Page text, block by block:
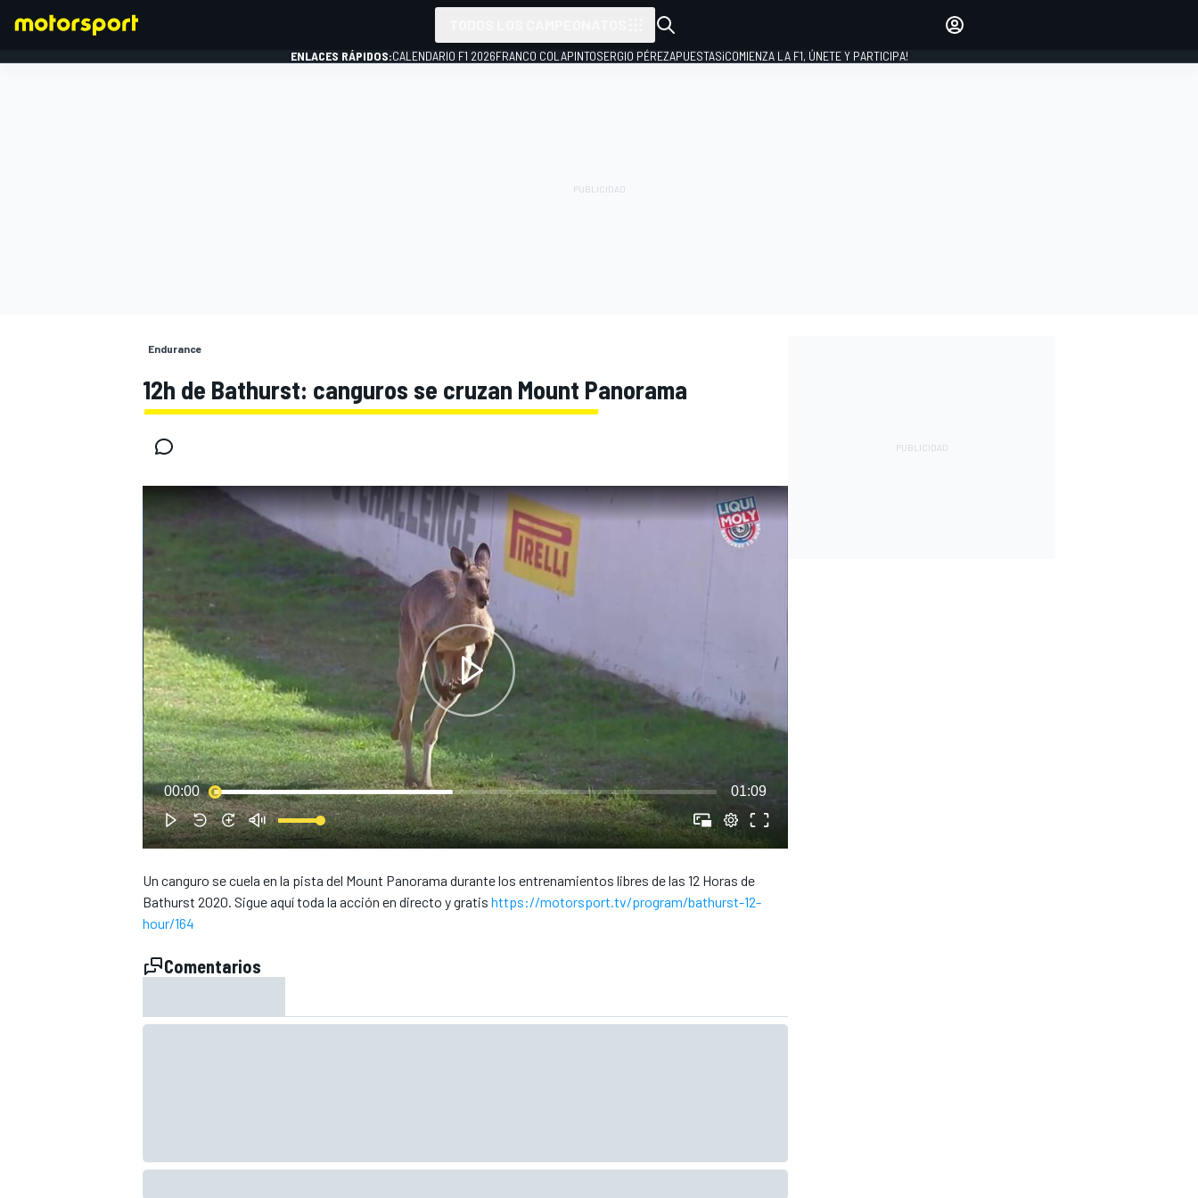
MOTOGP
NASCAR CUP
INICIAR SESIÓN
ENLACES RÁPIDOS:CALENDARIO F1 2026FRANCO COLAPINTOSERGIO PÉREZAPUESTAS¡COMIENZA LA F1, ÚNETE Y PARTICIPA!
Endurance
12h de Bathurst: canguros se cruzan Mount Panorama
00:00 01:09
Un canguro se cuela en la pista del Mount Panorama durante los entrenamientos libres de las 12 Horas de
Bathurst 2020. Sigue aquí toda la acción en directo y gratis https://motorsport.tv/program/bathurst-12-
hour/164
Comentarios